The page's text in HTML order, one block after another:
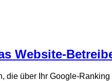
Website-
die über Ihr Google-